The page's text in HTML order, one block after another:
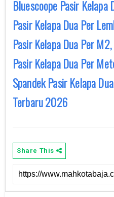
Bluescoope Pasir Kelapa
Pasir Kelapa Dua Per
Pasir Kelapa Dua Per
Pasir Kelapa Dua Per
Spandek Pasir Kelapa
Terbaru 2026
Share This